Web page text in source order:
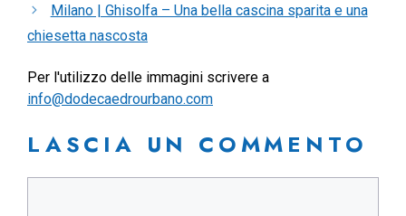
Milano | Ghisolfa – Una bella cascina sparita e una
chiesetta nascosta
Per l'utilizzo delle immagini scrivere a
info@dodecaedrourbano.com
LASCIA UN COMMENTO